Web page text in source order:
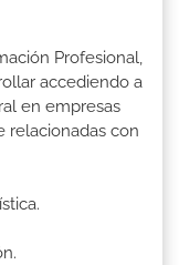
Profesional,
accediendo a
en empresas
relacionadas con